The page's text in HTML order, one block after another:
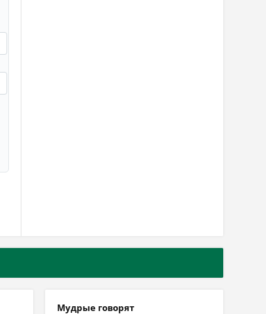
Мудрые говорят